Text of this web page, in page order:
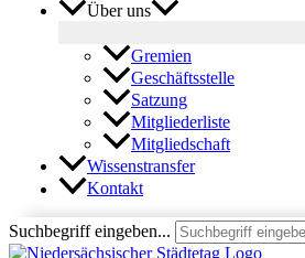
Über uns
Gremien
Geschäftsstelle
Satzung
Mitgliederliste
Mitgliedschaft
Wissenstransfer
Kontakt
Suchbegriff eingeben...